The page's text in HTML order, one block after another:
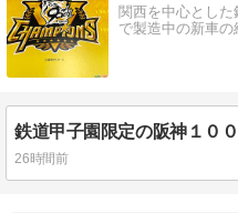
関西を中心とし
で製造中の新車の
26時間前